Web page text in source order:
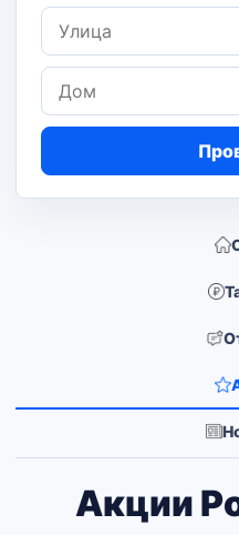
Улица
Дом
Акции